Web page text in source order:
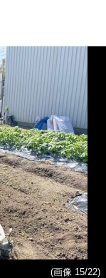
(画像 15/22)